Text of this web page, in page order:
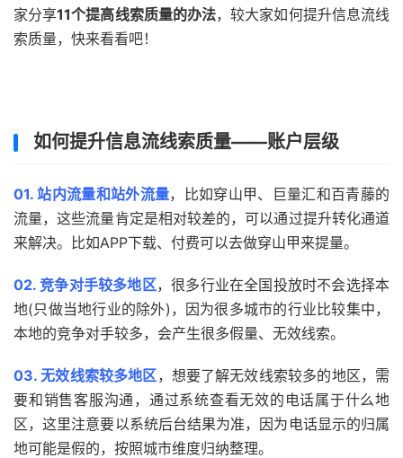
家分享11个提高线索质量的办法，较大家如何提升信息流线
索质量，快来看看吧！
如何提升信息流线索质量——账户层级
01. 站内流量和站外流量，比如穿山甲、巨量汇和百青藤的
流量，这些流量肯定是相对较差的，可以通过提升转化通道
来解决。比如APP下载、付费可以去做穿山甲来提量。
02. 竞争对手较多地区，很多行业在全国投放时不会选择本
地(只做当地行业的除外)，因为很多城市的行业比较集中，
本地的竞争对手较多，会产生很多假量、无效线索。
03. 无效线索较多地区，想要了解无效线索较多的地区，需
要和销售客服沟通，通过系统查看无效的电话属于什么地
区，这里注意要以系统后台结果为准，因为电话显示的归属
地可能是假的，按照城市维度归纳整理。